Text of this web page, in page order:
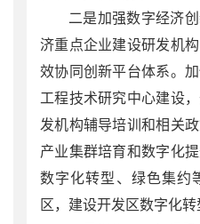
二是加强数字经济
济重点企业建设研发机
效协同创新平台体系。
工程技术研究中心建设
发机构辅导培训和相关
产业集群培育和数字化
数字化转型、绿色集约
区，建设开发区数字化转